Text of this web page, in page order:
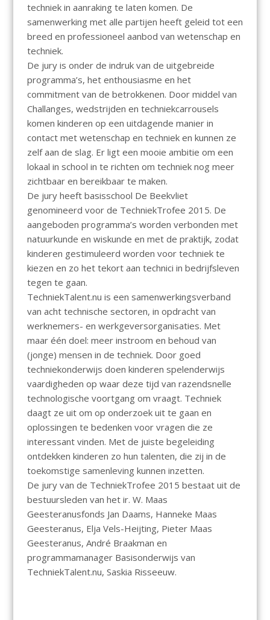
techniek in aanraking te laten komen. De
samenwerking met alle partijen heeft geleid tot een
breed en professioneel aanbod van wetenschap en
techniek.
De jury is onder de indruk van de uitgebreide
programma’s, het enthousiasme en het
commitment van de betrokkenen. Door middel van
Challanges, wedstrijden en techniekcarrousels
komen kinderen op een uitdagende manier in
contact met wetenschap en techniek en kunnen ze
zelf aan de slag. Er ligt een mooie ambitie om een
lokaal in school in te richten om techniek nog meer
zichtbaar en bereikbaar te maken.
De jury heeft basisschool De Beekvliet
genomineerd voor de TechniekTrofee 2015. De
aangeboden programma’s worden verbonden met
natuurkunde en wiskunde en met de praktijk, zodat
kinderen gestimuleerd worden voor techniek te
kiezen en zo het tekort aan technici in bedrijfsleven
tegen te gaan.
TechniekTalent.nu is een samenwerkingsverband
van acht technische sectoren, in opdracht van
werknemers- en werkgeversorganisaties. Met
maar één doel: meer instroom en behoud van
(jonge) mensen in de techniek. Door goed
techniekonderwijs doen kinderen spelenderwijs
vaardigheden op waar deze tijd van razendsnelle
technologische voortgang om vraagt. Techniek
daagt ze uit om op onderzoek uit te gaan en
oplossingen te bedenken voor vragen die ze
interessant vinden. Met de juiste begeleiding
ontdekken kinderen zo hun talenten, die zij in de
toekomstige samenleving kunnen inzetten.
De jury van de TechniekTrofee 2015 bestaat uit de
bestuursleden van het ir. W. Maas
Geesteranusfonds Jan Daams, Hanneke Maas
Geesteranus, Elja Vels-Heijting, Pieter Maas
Geesteranus, André Braakman en
programmamanager Basisonderwijs van
TechniekTalent.nu, Saskia Risseeuw.